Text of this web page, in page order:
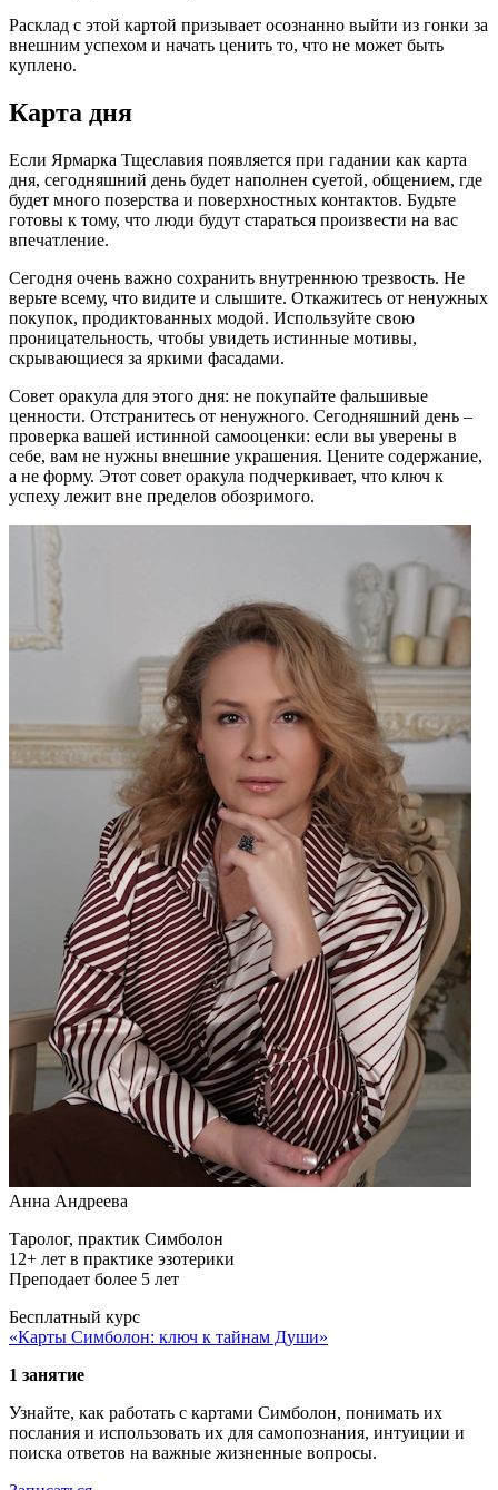
Расклад с этой картой призывает осознанно выйти из гонки за
внешним успехом и начать ценить то, что не может быть
куплено.
Карта дня
Если Ярмарка Тщеславия появляется при гадании как карта
дня, сегодняшний день будет наполнен суетой, общением, где
будет много позерства и поверхностных контактов. Будьте
готовы к тому, что люди будут стараться произвести на вас
впечатление.
Сегодня очень важно сохранить внутреннюю трезвость. Не
верьте всему, что видите и слышите. Откажитесь от ненужных
покупок, продиктованных модой. Используйте свою
проницательность, чтобы увидеть истинные мотивы,
скрывающиеся за яркими фасадами.
Совет оракула для этого дня: не покупайте фальшивые
ценности. Отстранитесь от ненужного. Сегодняшний день –
проверка вашей истинной самооценки: если вы уверены в
себе, вам не нужны внешние украшения. Цените содержание,
а не форму. Этот совет оракула подчеркивает, что ключ к
успеху лежит вне пределов обозримого.
Анна Андреева
Таролог, практик Симболон
12+ лет в практике эзотерики
Преподает более 5 лет
Бесплатный курс
«Карты Симболон: ключ к тайнам Души»
1 занятие
Узнайте, как работать с картами Симболон, понимать их
послания и использовать их для самопознания, интуиции и
поиска ответов на важные жизненные вопросы.